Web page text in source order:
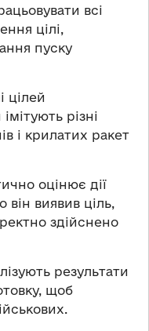
всі
цілі,
пуску
цілей
різні
і крилатих ракет
оцінює дії
він виявив ціль,
здійснено
результати
щоб